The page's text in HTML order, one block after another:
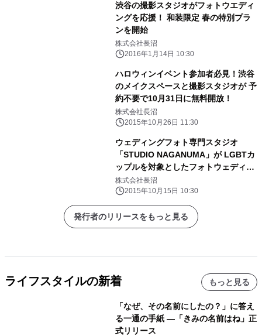
渋谷の撮影スタジオがフォトウエディ
ングを応援！ 和装限定 春の特別プラ
ンを開始
株式会社長沼
2016年1月14日 10:30
ハロウィンイベント参加者必見！渋谷
のメイクスペースと撮影スタジオが 予
約不要で10月31日に無料開放！
株式会社長沼
2015年10月26日 11:30
ウェディングフォト専門スタジオ
「STUDIO NAGANUMA」が LGBTカ
ップルを対象としたフォトウェディン
グプランを発表
株式会社長沼
2015年10月15日 10:30
発行者のリリースをもっと見る
ライフスタイルの新着 もっと見る
「なぜ、その名前にしたの？」に答え
る一通の手紙 ―「きみの名前はね」正
式リリース